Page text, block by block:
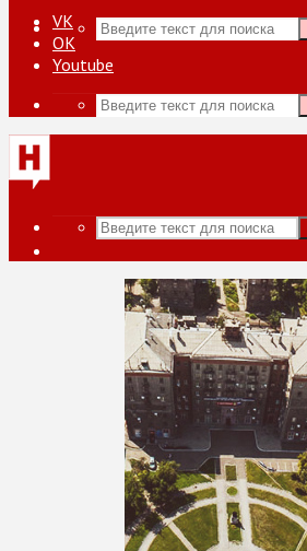
VK
ОК
Youtube